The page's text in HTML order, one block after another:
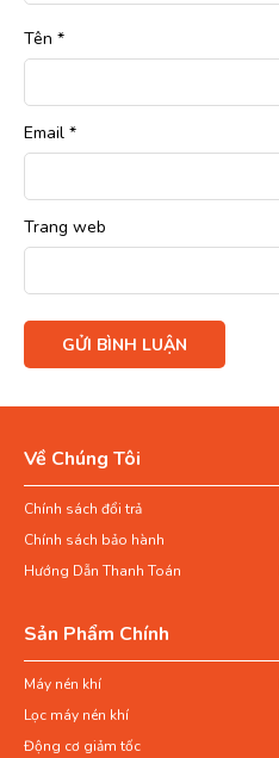
Tên *
Email *
Trang web
Về Chúng Tôi
Chính sách đổi trả
Chính sách bảo hành
Hướng Dẫn Thanh Toán
Sản Phẩm Chính
Máy nén khí
Lọc máy nén khí
Động cơ giảm tốc